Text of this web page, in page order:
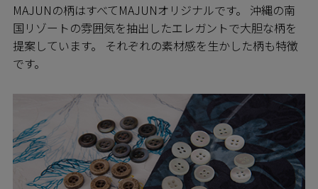
MAJUNの柄はすべてMAJUNオリジナルです。 沖縄の南
国リゾートの雰囲気を抽出したエレガントで大胆な柄を
提案しています。 それぞれの素材感を生かした柄も特徴
です。